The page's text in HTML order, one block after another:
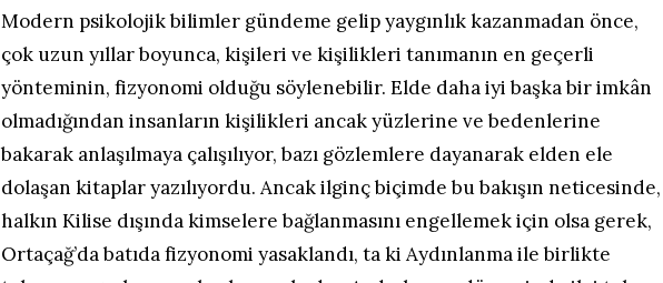
Modern psikolojik bilimler gündeme gelip yaygınlık kazanmadan önce,
çok uzun yıllar boyunca, kişileri ve kişilikleri tanımanın en geçerli
yönteminin, fizyonomi olduğu söylenebilir. Elde daha iyi başka bir imkân
olmadığından insanların kişilikleri ancak yüzlerine ve bedenlerine
bakarak anlaşılmaya çalışılıyor, bazı gözlemlere dayanarak elden ele
dolaşan kitaplar yazılıyordu. Ancak ilginç biçimde bu bakışın neticesinde,
halkın Kilise dışında kimselere bağlanmasını engellemek için olsa gerek,
Ortaçağ’da batıda fizyonomi yasaklandı, ta ki Aydınlanma ile birlikte